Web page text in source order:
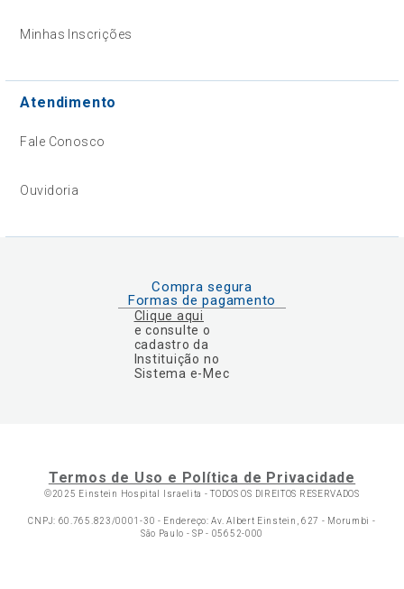
Minhas Inscrições
Atendimento
Fale Conosco
Ouvidoria
Compra segura
Formas de pagamento
Clique aqui
e consulte o
cadastro da
Instituição no
Sistema e-Mec
Termos de Uso e Política de Privacidade
©2025 Einstein Hospital Israelita -TODOS OS DIREITOS RESERVADOS
CNPJ: 60.765.823/0001-30 - Endereço: Av. Albert Einstein, 627 - Morumbi -
São Paulo - SP - 05652-000